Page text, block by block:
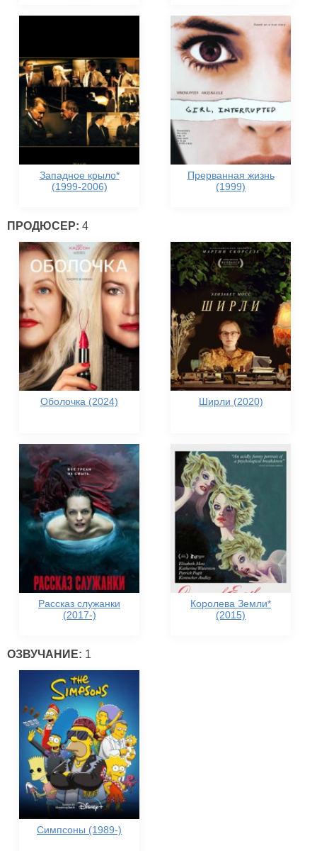
Западное крыло*
(1999-2006)
Прерванная жизнь
(1999)
ПРОДЮСЕР: 4
Оболочка (2024) Ширли (2020)
Рассказ служанки
(2017-)
Королева Земли*
(2015)
ОЗВУЧАНИЕ: 1
Симпсоны (1989-)